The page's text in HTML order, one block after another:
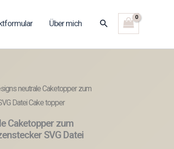
Über mich Suchen
neutrale Caketopper zum
Datei Cake topper
Caketopper zum
SVG Datei